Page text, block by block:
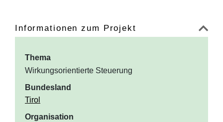
Informationen zum Projekt
Thema
Wirkungsorientierte Steuerung
Bundesland
Tirol
Organisation